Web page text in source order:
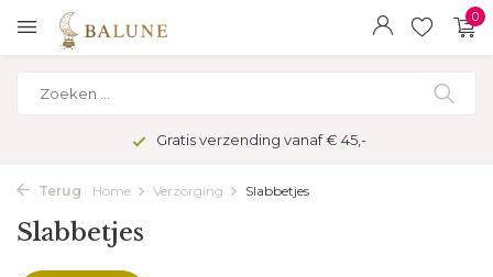
0
Gratis verzending vanaf € 45,-
Terug Home Verzorging Slabbetjes
Slabbetjes